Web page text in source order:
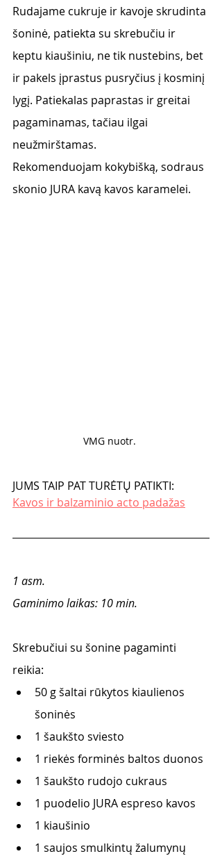
Rudajame cukruje ir kavoje skrudinta
šoninė, patiekta su skrebučiu ir
keptu kiaušiniu, ne tik nustebins, bet
ir pakels įprastus pusryčius į kosminį
lygį. Patiekalas paprastas ir greitai
pagaminamas, tačiau ilgai
neužmirštamas.
Rekomenduojam kokybišką, sodraus
skonio JURA kavą kavos karamelei.
VMG nuotr.
JUMS TAIP PAT TURĖTŲ PATIKTI:
Kavos ir balzaminio acto padažas
1 asm.
Gaminimo laikas: 10 min.
Skrebučiui su šonine pagaminti
reikia:
50 g šaltai rūkytos kiaulienos
šoninės
1 šaukšto sviesto
1 riekės forminės baltos duonos
1 šaukšto rudojo cukraus
1 puodelio JURA espreso kavos
1 kiaušinio
1 saujos smulkintų žalumynų